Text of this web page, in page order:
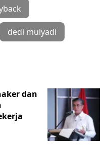
dedi mulyadi
dan